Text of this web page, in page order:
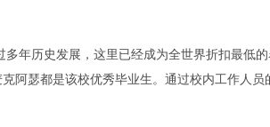
历史发展，这里已经成为全世界折扣最低的
瑟都是该校优秀毕业生。通过校内工作人